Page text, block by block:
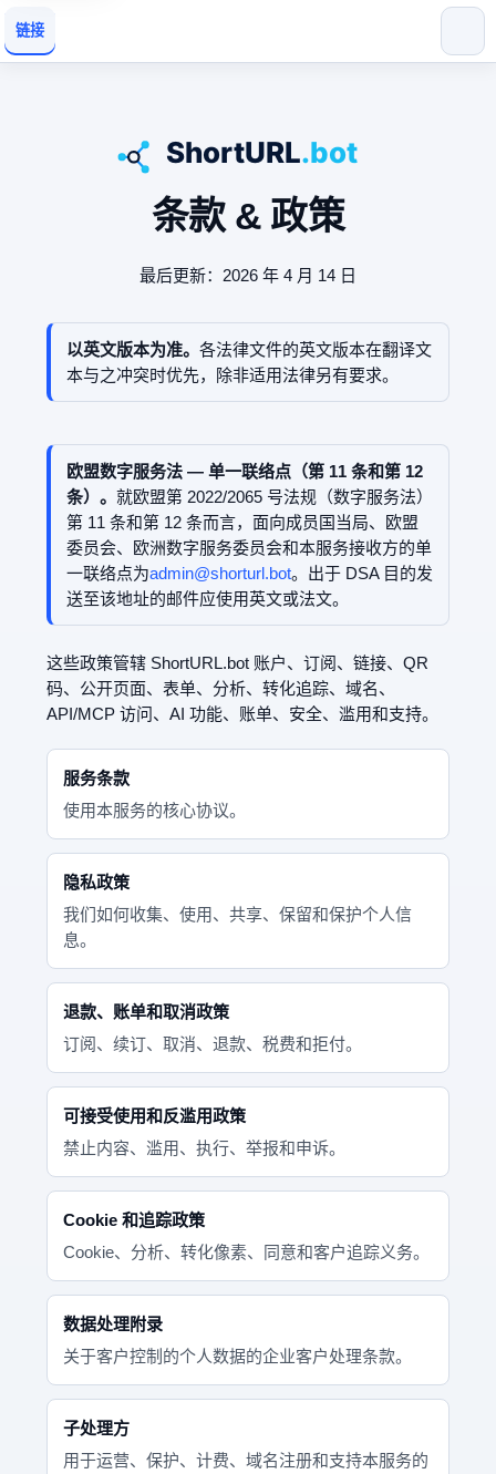
链接
条款 & 政策
最后更新：2026 年 4 月 14 日
以英文版本为准。 各法律文件的英文版本在翻译文
本与之冲突时优先，除非适用法律另有要求。
欧盟数字服务法 — 单一联络点（第 11 条和第 12
条）。 就欧盟第 2022/2065 号法规（数字服务法）
第 11 条和第 12 条而言，面向成员国当局、欧盟
委员会、欧洲数字服务委员会和本服务接收方的单
一联络点为admin@shorturl.bot。出于 DSA 目的发
送至该地址的邮件应使用英文或法文。
这些政策管辖 ShortURL.bot 账户、订阅、链接、QR
码、公开页面、表单、分析、转化追踪、域名、
API/MCP 访问、AI 功能、账单、安全、滥用和支持。
服务条款
使用本服务的核心协议。
隐私政策
我们如何收集、使用、共享、保留和保护个人信
息。
退款、账单和取消政策
订阅、续订、取消、退款、税费和拒付。
可接受使用和反滥用政策
禁止内容、滥用、执行、举报和申诉。
Cookie 和追踪政策
Cookie、分析、转化像素、同意和客户追踪义务。
数据处理附录
关于客户控制的个人数据的企业客户处理条款。
子处理方
用于运营、保护、计费、域名注册和支持本服务的